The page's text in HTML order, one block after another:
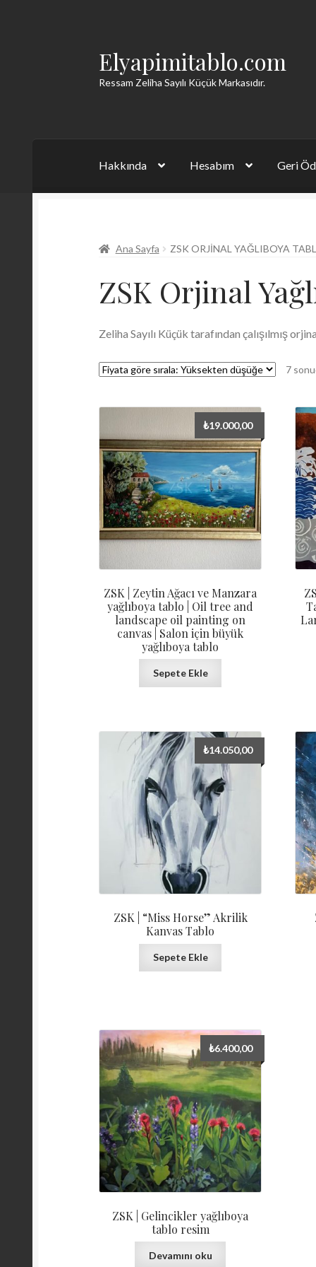
Dolaşıma
geç
İçeriğe
geç
Elyapimitablo.com
Ressam Zeliha Sayılı Küçük Markasıdır.
Hakkında Hesabım Geri
Ana Sayfa ZSK ORJINAL YAĞLIBOYA
ZSK Orjinal
Zeliha Sayılı Küçük tarafından çalışılmış
7
ZSK | Zeytin Ağacı ve Manzara
yağlıboya tablo | Oil tree and
landscape oil painting on
canvas | Salon için büyük
yağlıboya tablo
₺19.000,00
Sepete Ekle
ZSK | “Miss Horse” Akrilik
Kanvas Tablo
₺14.050,00
Sepete Ekle
ZSK | Gelincikler yağlıboya
tablo resim
₺6.400,00
Devamını oku